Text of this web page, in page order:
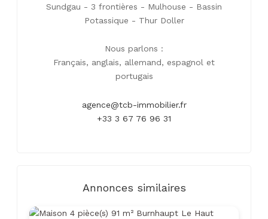
Sundgau - 3 frontières - Mulhouse - Bassin
Potassique - Thur Doller
Nous parlons :
Français, anglais, allemand, espagnol et
portugais
agence@tcb-immobilier.fr
+33 3 67 76 96 31
Annonces similaires